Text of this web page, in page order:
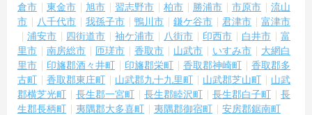
倉市
東金市 旭市 習志野市 柏市 勝浦市 市原市
流山
市
八千代市 我孫子市 鴨川市 鎌ケ谷市 君津市
富津市
浦安市
四街道市 袖ケ浦市 八街市 印西市 白井市
富
里市
南房総市 匝瑳市 香取市 山武市 いすみ市
大網白
里市
印旛郡酒々井町 印旛郡栄町 香取郡神崎町
香取郡多
古町
香取郡東庄町 山武郡九十九里町 山武郡芝山町
山武
郡横芝光町
長生郡一宮町 長生郡睦沢町 長生郡白子町
長
生郡長柄町
夷隅郡大多喜町 夷隅郡御宿町 安房郡鋸南町